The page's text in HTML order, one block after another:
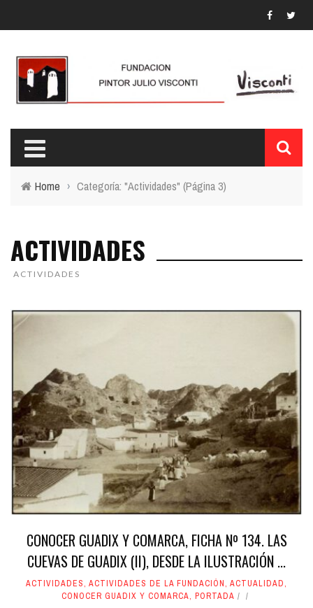
Home › Categoría: "Actividades" (Página 3)
ACTIVIDADES
ACTIVIDADES
CONOCER GUADIX Y COMARCA, FICHA Nº 134. LAS
CUEVAS DE GUADIX (II), DESDE LA ILUSTRACIÓN ...
ACTIVIDADES, ACTIVIDADES DE LA FUNDACIÓN, ACTUALIDAD,
CONOCER GUADIX Y COMARCA, PORTADA